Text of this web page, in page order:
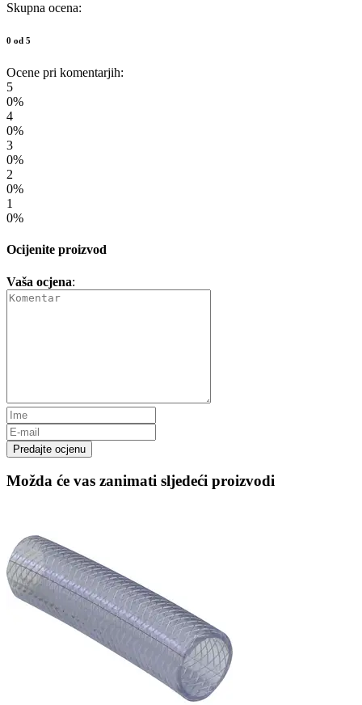
Skupna ocena:
0 od 5
Ocene pri komentarjih:
5
0%
4
0%
3
0%
2
0%
1
0%
Ocijenite proizvod
Vaša ocjena:
Predajte ocjenu
Možda će vas zanimati sljedeći proizvodi